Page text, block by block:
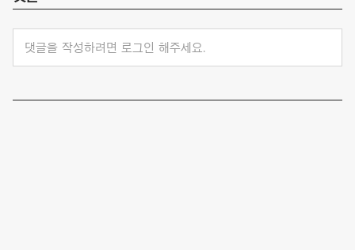
댓글을 작성하려면 로그인 해주세요.